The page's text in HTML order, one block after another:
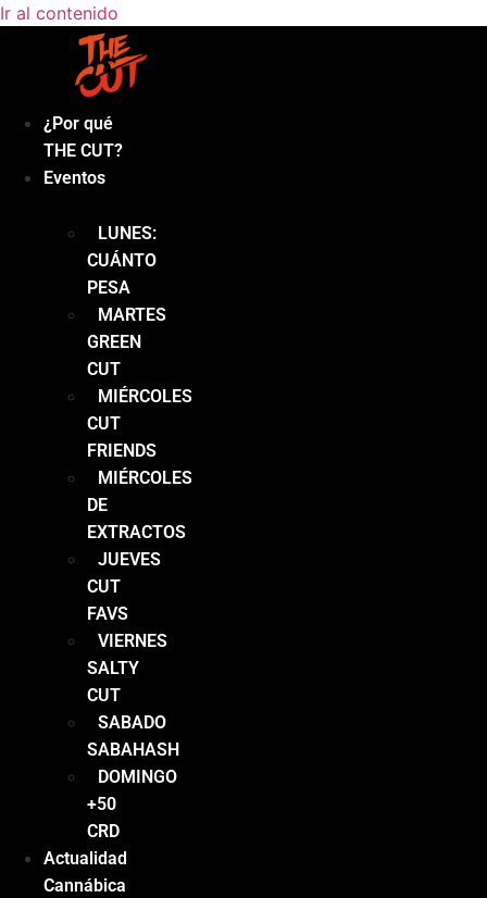
Ir al contenido
¿Por qué
THE CUT?
Eventos
LUNES:
CUÁNTO
PESA
MARTES
GREEN
CUT
MIÉRCOLES
CUT
FRIENDS
MIÉRCOLES
DE
EXTRACTOS
JUEVES
CUT
FAVS
VIERNES
SALTY
CUT
SABADO
SABAHASH
DOMINGO
+50
CRD
Actualidad
Cannábica